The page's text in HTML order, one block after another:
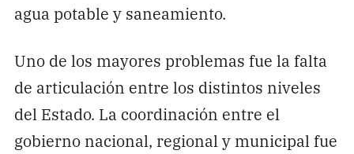
agua potable y saneamiento.
Uno de los mayores problemas fue la falta
de articulación entre los distintos niveles
del Estado. La coordinación entre el
gobierno nacional, regional y municipal fue